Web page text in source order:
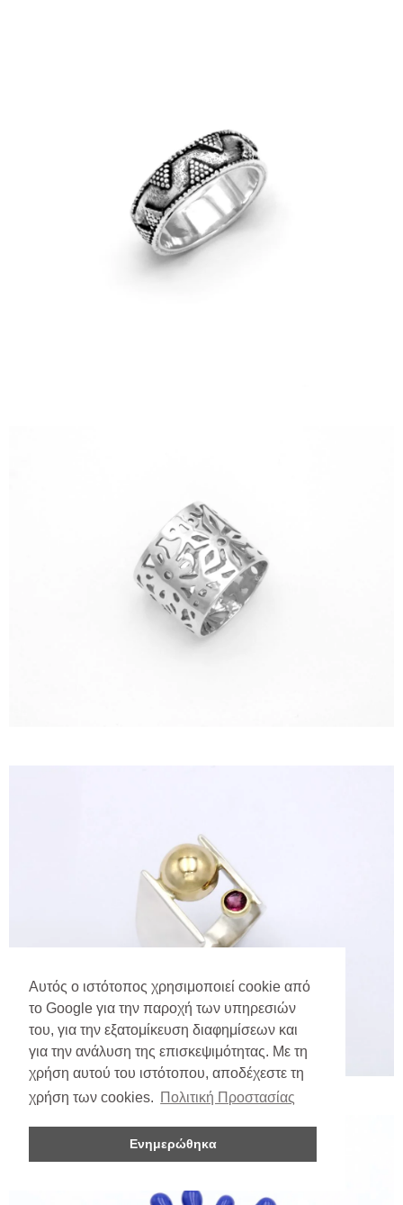
Αυτός ο ιστότοπος χρησιμοποιεί cookie από
το Google για την παροχή των υπηρεσιών
του, για την εξατομίκευση διαφημίσεων και
για την ανάλυση της επισκεψιμότητας. Με τη
χρήση αυτού του ιστότοπου, αποδέχεστε τη
χρήση των cookies. Πολιτική Προστασίας
Ενημερώθηκα